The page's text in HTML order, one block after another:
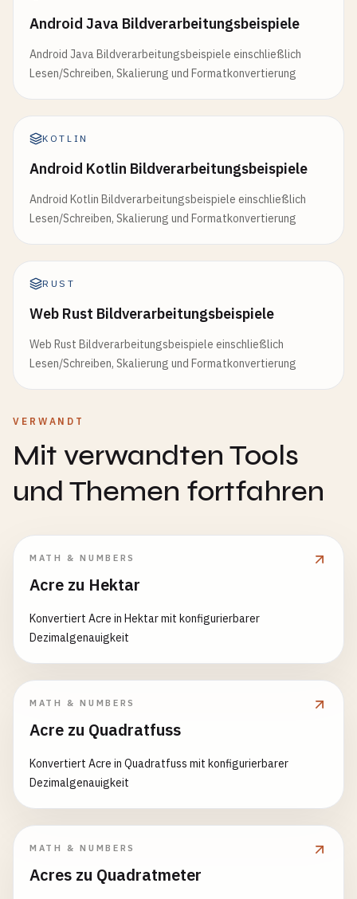
Android Java Bildverarbeitungsbeispiele
Android Java Bildverarbeitungsbeispiele einschließlich
Lesen/Schreiben, Skalierung und Formatkonvertierung
KOTLIN
Android Kotlin Bildverarbeitungsbeispiele
Android Kotlin Bildverarbeitungsbeispiele einschließlich
Lesen/Schreiben, Skalierung und Formatkonvertierung
RUST
Web Rust Bildverarbeitungsbeispiele
Web Rust Bildverarbeitungsbeispiele einschließlich
Lesen/Schreiben, Skalierung und Formatkonvertierung
VERWANDT
Mit verwandten Tools
und Themen fortfahren
MATH & NUMBERS
Acre zu Hektar
Konvertiert Acre in Hektar mit konfigurierbarer
Dezimalgenauigkeit
MATH & NUMBERS
Acre zu Quadratfuss
Konvertiert Acre in Quadratfuss mit konfigurierbarer
Dezimalgenauigkeit
MATH & NUMBERS
Acres zu Quadratmeter